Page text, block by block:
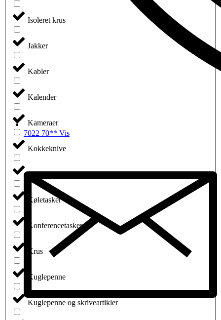
Isoleret krus
Jakker
Kabler
Kalender
Kameraer
Kokkeknive
Køkkengrej
Køletasker
Konferencetasker
Krus
Kuglepenne
Kuglepenne og skriveartikler
7022 70** Vis